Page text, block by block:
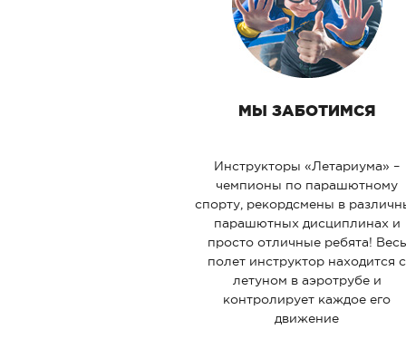
МЫ ЗАБОТИМСЯ
Инструкторы «Летариума» –
чемпионы по парашютному
спорту, рекордсмены в
парашютных дисциплинах и
просто отличные ребята! Весь
полет инструктор находится с
летуном в аэротрубе и
контролирует каждое его
движение